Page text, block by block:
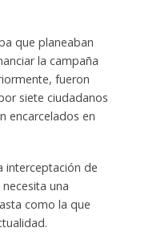
que planeaban
la campaña
fueron
siete ciudadanos
encarcelados en
interceptación de
una
como la que